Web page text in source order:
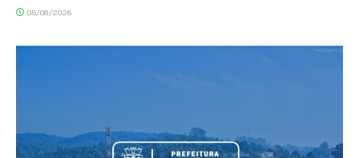
05/08/2026